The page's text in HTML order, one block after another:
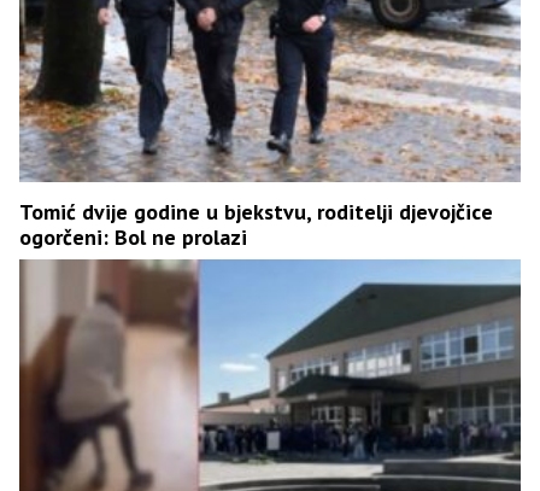
Tomić dvije godine u bjekstvu, roditelji djevojčice
ogorčeni: Bol ne prolazi